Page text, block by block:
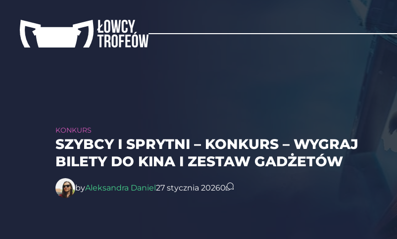
KONKURS
SZYBCY I SPRYTNI – KONKURS – WYGRAJ
BILETY DO KINA I ZESTAW GADŻETÓW
byAleksandra Daniel27 stycznia 20260